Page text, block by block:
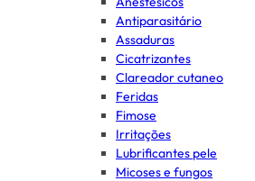
Antiparasitário
Assaduras
Cicatrizantes
Clareador cutaneo
Feridas
Fimose
Irritações
Lubrificantes pele
Micoses e fungos